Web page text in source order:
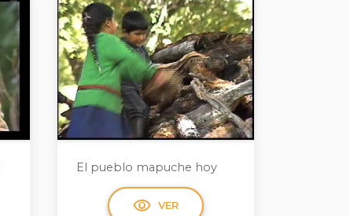
El pueblo mapuche hoy
visibility VER